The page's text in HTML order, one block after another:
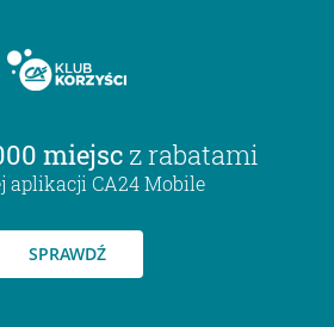
miejsc z rabatami
aplikacji CA24 Mobile
SPRAWDŹ